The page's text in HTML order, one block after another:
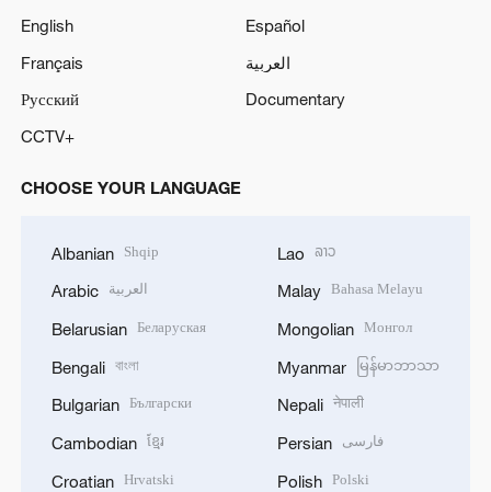
English
Español
Français
العربية
Русский
Documentary
CCTV+
CHOOSE YOUR LANGUAGE
Albanian Shqip
Arabic العربية
Belarusian Беларуская
Bengali বাংলা
Bulgarian Български
Cambodian ខ្មែរ
Croatian Hrvatski
Lao ລາວ
Malay Bahasa Melayu
Mongolian Монгол
Myanmar မြန်မာဘာသာ
Nepali नेपाली
Persian فارسی
Polish Polski